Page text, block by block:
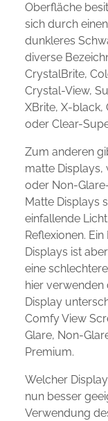
Oberfläche
sich durch
dunkleres
diverse
CrystalBrite,
Crystal-View,
XBrite, X-black,
oder Clear-
Zum anderen
matte Displays,
oder Non-
Matte Displays
einfallende
Reflexionen.
Displays ist
eine
hier
Display
Comfy View
Glare, Non-
Premium.
Welcher
nun besser
Verwendung